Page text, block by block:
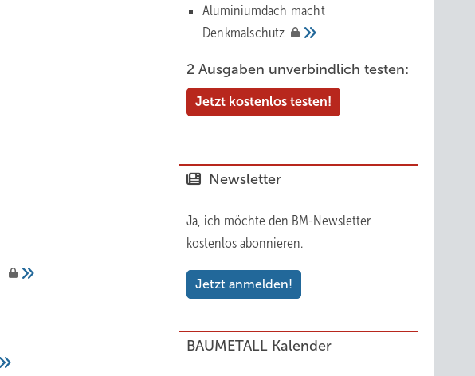
Aluminiumdach macht
Denkmalschutz
2 Ausgaben unverbindlich testen:
Jetzt kostenlos testen!
Newsletter
Ja, ich möchte den BM-Newsletter
kostenlos abonnieren.
Jetzt anmelden!
BAUMETALL Kalender